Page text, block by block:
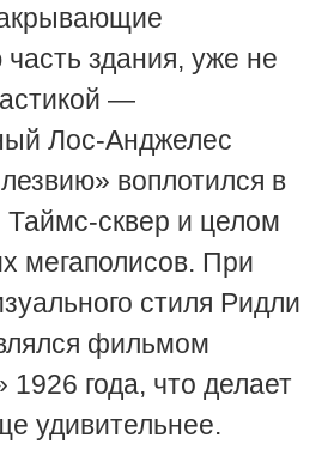
здания, уже не
—
Лос-Анджелес
воплотился в
сквер и целом
мегаполисов. При
стиля Ридли
фильмом
года, что делает
удивительнее.